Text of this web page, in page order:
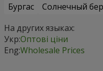
Бургас
Солнечный
На других языках:
Укр:Оптові ціни
Eng:Wholesale Prices